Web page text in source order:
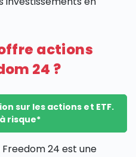
actions
24 ?
sur les actions et ETF.
risque*
24 est une